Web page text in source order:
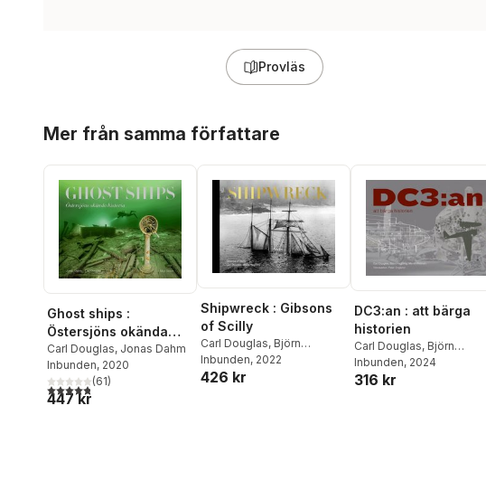
Provläs
Mer från samma författare
Ghost ships :
Östersjöns okända
historia
Carl Douglas, Jonas Dahm
Inbunden, 2020
4,8utav 5 stjärnor. Totalt antal röster:
(61)
447 kr
Shipwreck : Gibsons
of Scilly
Carl Douglas, Björn
Hagberg
Inbunden, 2022
426 kr
DC3:an : att bärga
historien
Carl Douglas, Björn
Hagberg, Martin Widman
Inbunden, 2024
316 kr